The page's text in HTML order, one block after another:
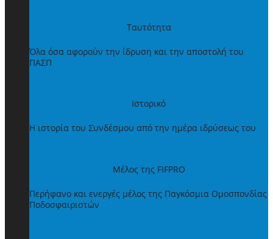
Ταυτότητα
Όλα όσα αφορούν την ίδρυση και την αποστολή του
ΠΑΣΠ
Ιστορικό
Η ιστορία του Συνδέσμου από την ημέρα ιδρύσεως του
Μέλος της FIFPRO
Περήφανο και ενεργές μέλος της Παγκόσμια Ομοσπονδίας
Ποδοσφαιριστών